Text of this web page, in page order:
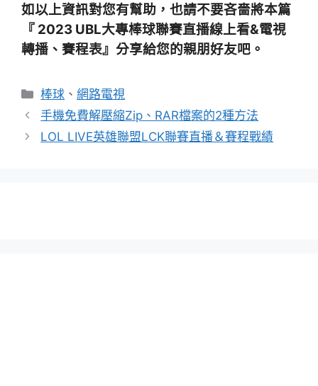
如以上資訊對您有幫助，也請不要吝嗇將本篇
『 2023 UBL大專棒球聯賽直播線上看&電視
轉播、賽程表』分享給您的親朋好友吧。
分
類
棒球 、網路電視
手機免費解壓縮Zip、RAR檔案的2種方法
LOL LIVE英雄聯盟LCK聯賽直播＆賽程戰績